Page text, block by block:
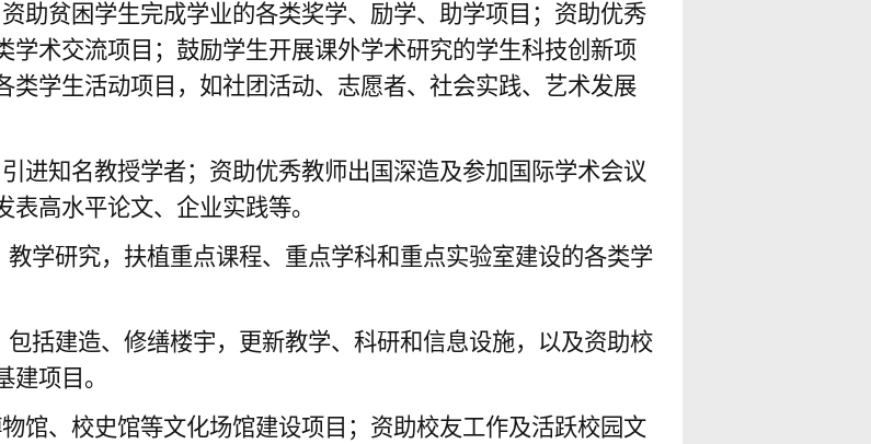
助贫困学生完成学业的各类奖学、励学、助学项目；资助优秀
学术交流项目；鼓励学生开展课外学术研究的学生科技创新项
类学生活动项目，如社团活动、志愿者、社会实践、艺术发展
进知名教授学者；资助优秀教师出国深造及参加国际学术会议
高水平论文、企业实践等。
教学研究，扶植重点课程、重点学科和重点实验室建设的各类学
包括建造、修缮楼宇，更新教学、科研和信息设施，以及资助校
项目。
馆、校史馆等文化场馆建设项目；资助校友工作及活跃校园文